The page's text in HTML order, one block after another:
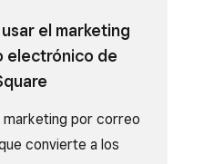
el marketing
electrónico de
por correo
convierte a los